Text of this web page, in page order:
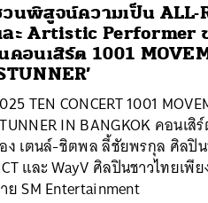
นพิสูจน์ความเป็น ALL-
ะ Artistic Performer ข
คอนเสิร์ต 1001
TEN CONCERT 1001
IN BANGKOK คอนเสิ
ง เตนล์-ชิตพล ลี้ชัยพรกุล ศิลปิ
และ WayV ศิลปินชาวไทยเพี
ย SM Entertainment